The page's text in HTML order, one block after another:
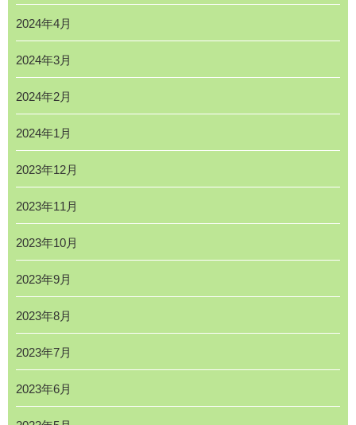
2024年4月
2024年3月
2024年2月
2024年1月
2023年12月
2023年11月
2023年10月
2023年9月
2023年8月
2023年7月
2023年6月